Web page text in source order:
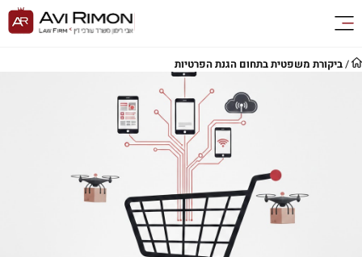
/ביקורת משפטית בתחום הגנת הפרטיות